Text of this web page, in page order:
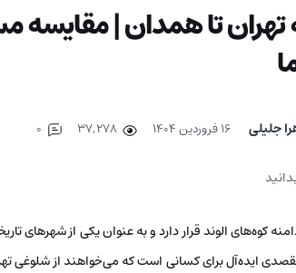
تا همدان | مقایسه
جلیلی ۱۶ فروردین ۱۴۰۴ 37,278
کوه‌های الوند قرار دارد و به عنوان یکی از شهرهای
ایده‌آل برای کسانی است که می‌خواهند از شلوغی